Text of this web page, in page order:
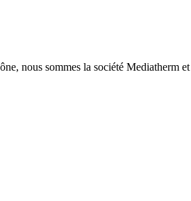
nous sommes la société Mediatherm